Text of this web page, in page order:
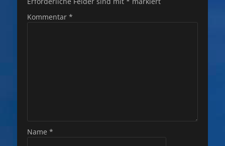
Kommentar *
Name *